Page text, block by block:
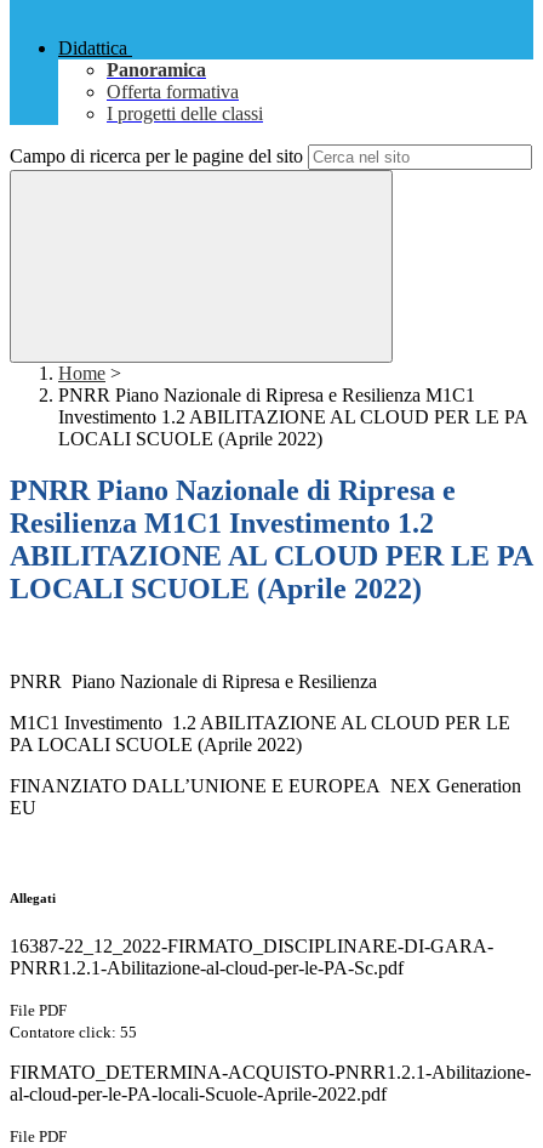
Didattica
Panoramica
Offerta formativa
I progetti delle classi
Campo di ricerca per le pagine del sito
Home >
PNRR Piano Nazionale di Ripresa e Resilienza M1C1
Investimento 1.2 ABILITAZIONE AL CLOUD PER LE PA
LOCALI SCUOLE (Aprile 2022)
PNRR Piano Nazionale di Ripresa e
Resilienza M1C1 Investimento 1.2
ABILITAZIONE AL CLOUD PER LE PA
LOCALI SCUOLE (Aprile 2022)
PNRR Piano Nazionale di Ripresa e Resilienza
M1C1 Investimento 1.2 ABILITAZIONE AL CLOUD PER LE
PA LOCALI SCUOLE (Aprile 2022)
FINANZIATO DALL’UNIONE E EUROPEA NEX Generation
EU
Allegati
16387-22_12_2022-FIRMATO_DISCIPLINARE-DI-GARA-
PNRR1.2.1-Abilitazione-al-cloud-per-le-PA-Sc.pdf
File PDF
Contatore click: 55
FIRMATO_DETERMINA-ACQUISTO-PNRR1.2.1-Abilitazione-
al-cloud-per-le-PA-locali-Scuole-Aprile-2022.pdf
File PDF